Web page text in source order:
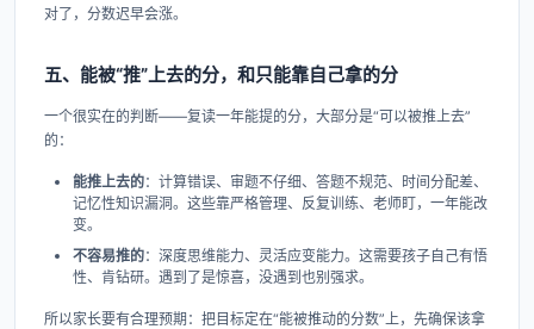
对了，分数迟早会涨。
五、能被“推”上去的分，和只能靠自己拿的分
一个很实在的判断——复读一年能提的分，大部分是“可以被推上去”
的：
能推上去的：计算错误、审题不仔细、答题不规范、时间分配差、
记忆性知识漏洞。这些靠严格管理、反复训练、老师盯，一年能改
变。
不容易推的：深度思维能力、灵活应变能力。这需要孩子自己有悟
性、肯钻研。遇到了是惊喜，没遇到也别强求。
所以家长要有合理预期：把目标定在“能被推动的分数”上，先确保该拿